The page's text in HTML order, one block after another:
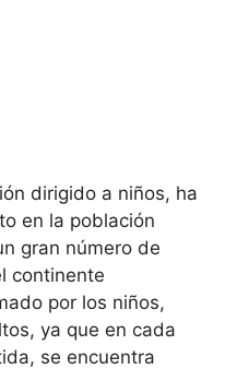
dirigido a niños, ha
en la población
gran número de
continente
por los niños,
ya que en cada
se encuentra